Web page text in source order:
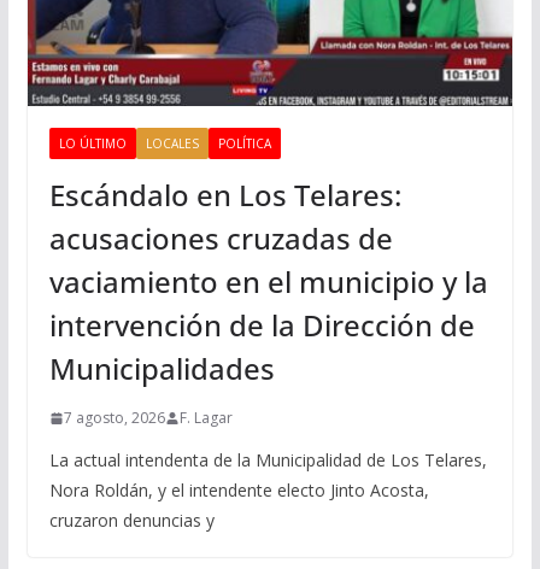
LO ÚLTIMO LOCALES POLÍTICA
Escándalo en Los Telares:
acusaciones cruzadas de
vaciamiento en el municipio y la
intervención de la Dirección de
Municipalidades
7 agosto, 2026 F. Lagar
La actual intendenta de la Municipalidad de Los Telares,
Nora Roldán, y el intendente electo Jinto Acosta,
cruzaron denuncias y